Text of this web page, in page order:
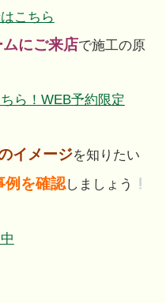
こちら
にご来店で施工の原
ら！WEB予約限定
イメージを知りたい
例を確認しましょう